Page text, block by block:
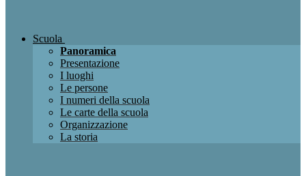
Scuola
Panoramica
Presentazione
I luoghi
Le persone
I numeri della scuola
Le carte della scuola
Organizzazione
La storia